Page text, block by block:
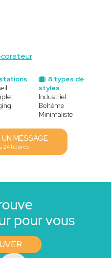
8 types de
styles
Industriel
Bohème
Minimaliste
MESSAGE
24 heures
pour vous